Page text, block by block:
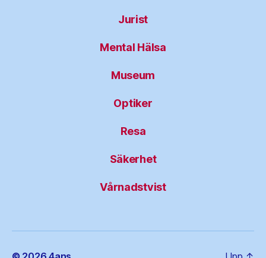
Jurist
Mental Hälsa
Museum
Optiker
Resa
Säkerhet
Vårnadstvist